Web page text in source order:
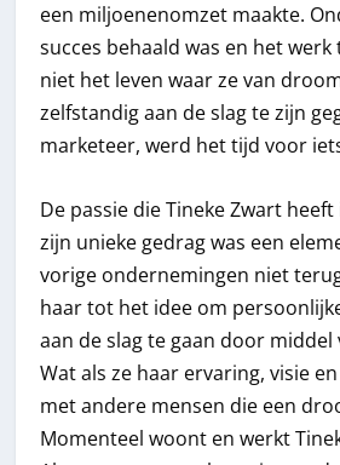
een miljoenenomzet maakte.
succes behaald was en het werk
niet het leven waar ze van
zelfstandig aan de slag te zijn
marketeer, werd het tijd voor
De passie die Tineke Zwart
zijn unieke gedrag was een
vorige ondernemingen niet
haar tot het idee om
aan de slag te gaan door middel
Wat als ze haar ervaring, visie
met andere mensen die een
Momenteel woont en werkt